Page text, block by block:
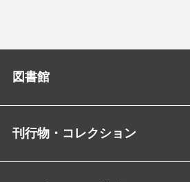
図書館
刊行物・コレクション